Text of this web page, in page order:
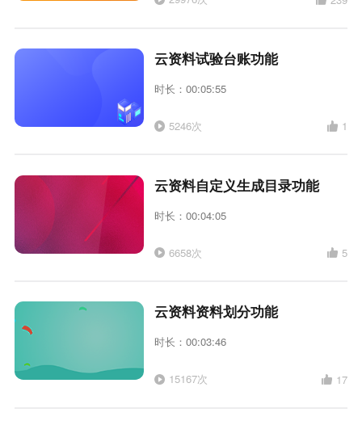
云资料试验台账功能
时长：00:05:55
5246次 1
云资料自定义生成目录功能
时长：00:04:05
6658次 5
云资料资料划分功能
时长：00:03:46
15167次 17